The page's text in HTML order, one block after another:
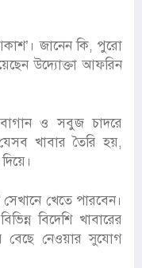
জানেন কি, পুরো
উদ্যোক্তা আফরিন
ও সবুজ চাদরে
খাবার তৈরি হয়,
খেতে পারবেন।
বিদেশি খাবারের
বেছে নেওয়ার সুযোগ